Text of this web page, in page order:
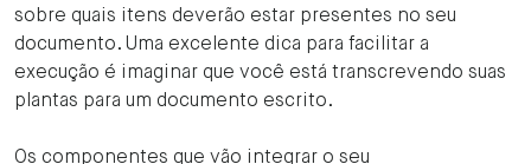
sobre quais itens deverão estar presentes no seu
documento. Uma excelente dica para facilitar a
execução é imaginar que você está transcrevendo suas
plantas para um documento escrito.
Os componentes que vão integrar o seu